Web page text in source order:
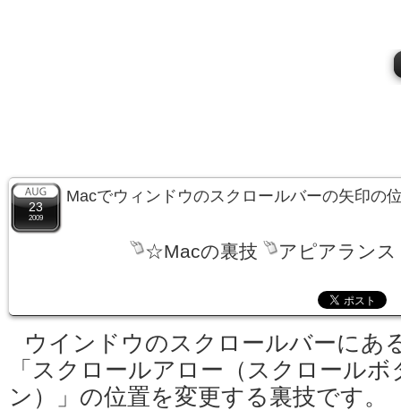
23
2009
Macでウィンドウのスクロールバーの矢印の
☆Macの裏技 アピアランス
ウインドウのスクロールバーにあ
「スクロールアロー（スクロールボ
ン）」の位置を変更する裏技です。